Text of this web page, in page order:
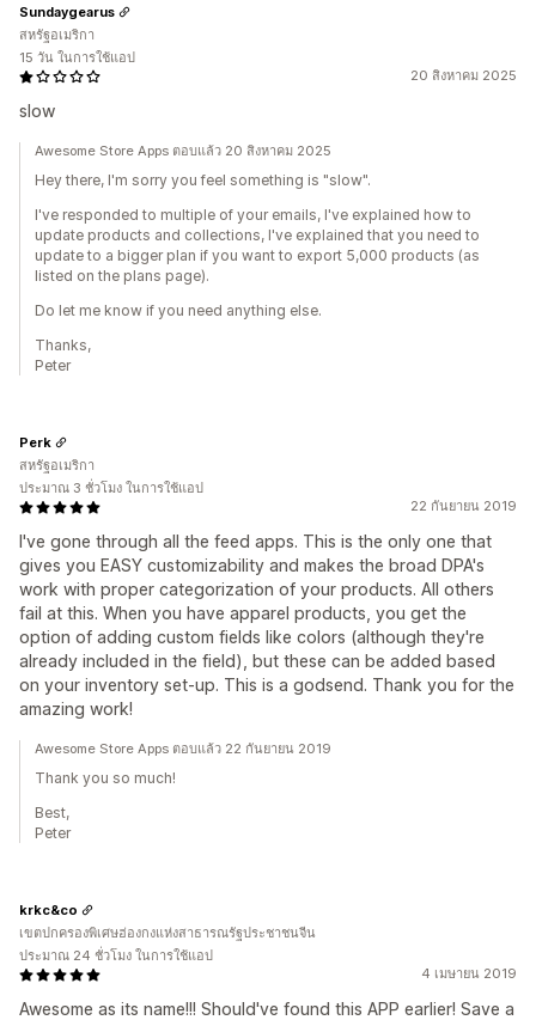
20 สิงหาคม 2025
slow
Sundaygearus
สหรัฐอเมริกา
15 วัน ในการใช้แอป
Awesome Store Apps ตอบแล้ว 20 สิงหาคม 2025
Hey there, I'm sorry you feel something is "slow".
I've responded to multiple of your emails, I've explained how to
update products and collections, I've explained that you need to
update to a bigger plan if you want to export 5,000 products (as
listed on the plans page).
Do let me know if you need anything else.
Thanks,
Peter
22 กันยายน 2019
I've gone through all the feed apps. This is the only one that
gives you EASY customizability and makes the broad DPA's
work with proper categorization of your products. All others
fail at this. When you have apparel products, you get the
option of adding custom fields like colors (although they're
already included in the field), but these can be added based
on your inventory set-up. This is a godsend. Thank you for the
amazing work!
Perk
สหรัฐอเมริกา
ประมาณ 3 ชั่วโมง ในการใช้แอป
Awesome Store Apps ตอบแล้ว 22 กันยายน 2019
Thank you so much!
Best,
Peter
4 เมษายน 2019
Awesome as its name!!! Should've found this APP earlier! Save a
krkc&co
เขตปกครองพิเศษฮ่องกงแห่งสาธารณรัฐประชาชนจีน
ประมาณ 24 ชั่วโมง ในการใช้แอป